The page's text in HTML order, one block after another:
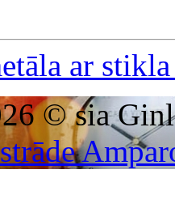
ar
© sia